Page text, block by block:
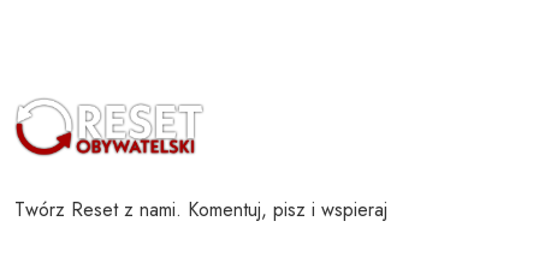
Twórz Reset z nami. Komentuj, pisz i wspieraj